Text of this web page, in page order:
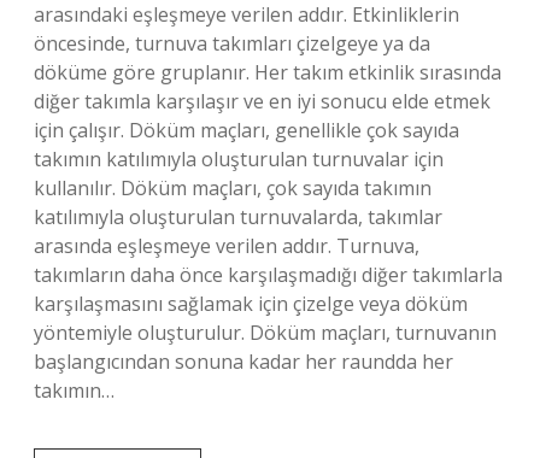
arasındaki eşleşmeye verilen addır. Etkinliklerin
öncesinde, turnuva takımları çizelgeye ya da
döküme göre gruplanır. Her takım etkinlik sırasında
diğer takımla karşılaşır ve en iyi sonucu elde etmek
için çalışır. Döküm maçları, genellikle çok sayıda
takımın katılımıyla oluşturulan turnuvalar için
kullanılır. Döküm maçları, çok sayıda takımın
katılımıyla oluşturulan turnuvalarda, takımlar
arasında eşleşmeye verilen addır. Turnuva,
takımların daha önce karşılaşmadığı diğer takımlarla
karşılaşmasını sağlamak için çizelge veya döküm
yöntemiyle oluşturulur. Döküm maçları, turnuvanın
başlangıcından sonuna kadar her raundda her
takımın…